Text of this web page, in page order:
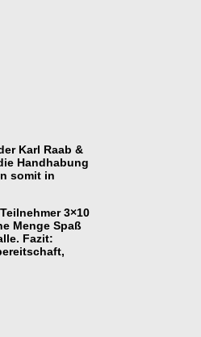
Karl Raab &
Handhabung
somit in
3×10
Menge Spaß
Fazit: